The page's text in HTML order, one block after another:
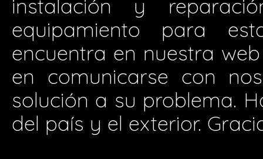
instalación y
equipamiento para
encuentra en nuestra
en comunicarse con
solución a su problema.
del país y el exterior.